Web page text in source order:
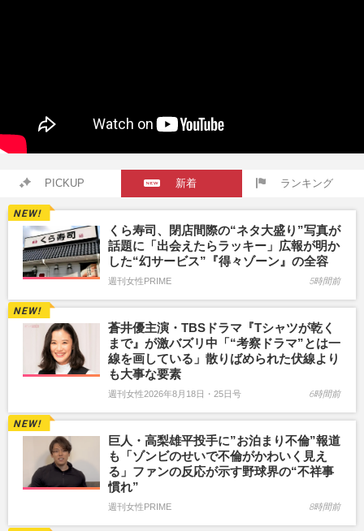
PICKUP 新着 ランキング
くら寿司、閉店間際の“ネタ大盛り”写真が
話題に「出会えたらラッキー」広報が明か
した“幻サービス”『得々ゾーン』の全容
週刊女性PRIME 5時間前
蒼井優主演・TBSドラマ『Tシャツが乾く
まで』が激バズリ中「“考察ドラマ”とは一
線を画している」散りばめられた伏線より
も大事な要素
週刊女性2026年8月18日・25日号 6時間前
巨人・高梨雄平投手に”お泊まり不倫”報道
も「ゾンビのせいで不倫がかわいく見え
る」ファンの反応が示す野球界の“不祥事
慣れ”
週刊女性PRIME 8時間前